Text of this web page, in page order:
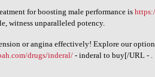
for boosting male performance is
witness unparalleled potency.
or angina effectively! Explore our
drugs/inderal/- inderal to buy[/URL - .